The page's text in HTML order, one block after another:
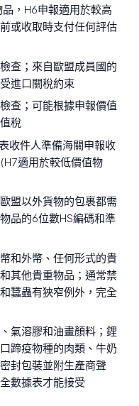
，H6申報適用於較高
或收取時支付任何評估
查；來自歐盟成員國的
進口關稅約束
查；可能根據申報價值
稅
收件人準備海關申報收
適用於較低價值物
盟以外貨物的包裹都需
品的6位數HS編碼和準
和外幣、任何形式的貴
其他貴重物品；通常禁
蠶蟲有狹窄例外，完全
氣溶膠和油畫顏料；鋰
蹄疫物種的肉類、牛奶
封包裝並附生產商聲
數據表才能接受